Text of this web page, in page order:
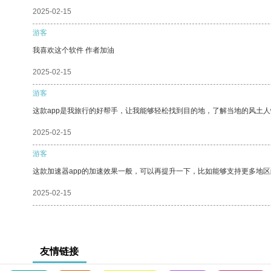
2025-02-15
游客
我喜欢这个软件 作者加油
2025-02-15
游客
这款app是我旅行的好帮手，让我能够轻松找到目的地，了解当地的风土人
2025-02-15
游客
这款加速器app的加速效果一般，可以再提升一下，比如能够支持更多地区
2025-02-15
友情链接